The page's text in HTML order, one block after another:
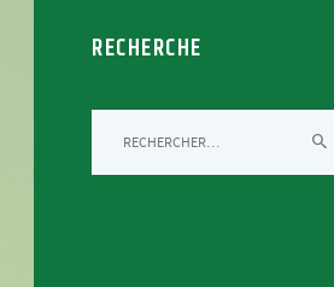
RECHERCHE